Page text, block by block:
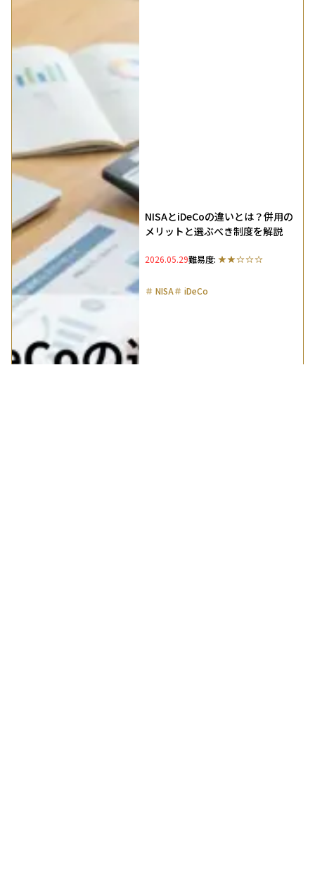
NISAとiDeCoの違いとは？併用の
メリットと選ぶべき制度を解説
2026.05.29難易度:
＃ NISA＃ iDeCo